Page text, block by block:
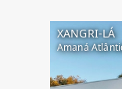
XANGRI-LÁ
Amaná